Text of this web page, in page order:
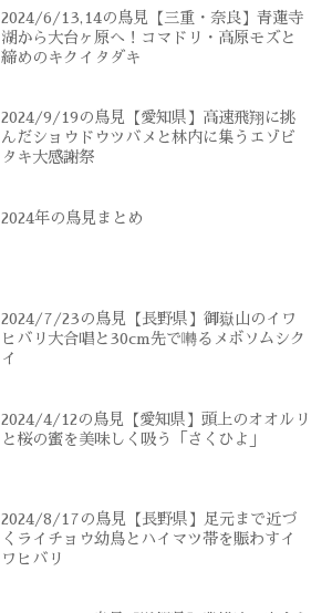
2024/6/13,14の鳥見【三重・奈良】青蓮寺
湖から大台ヶ原へ！コマドリ・高原モズと
締めのキクイタダキ
2024/9/19の鳥見【愛知県】高速飛翔に挑
んだショウドウツバメと林内に集うエゾビ
タキ大感謝祭
2024年の鳥見まとめ
2024/7/23の鳥見【長野県】御嶽山のイワ
ヒバリ大合唱と30cm先で囀るメボソムシク
イ
2024/4/12の鳥見【愛知県】頭上のオオルリ
と桜の蜜を美味しく吸う「さくひよ」
2024/8/17の鳥見【長野県】足元まで近づ
くライチョウ幼鳥とハイマツ帯を賑わすイ
ワヒバリ